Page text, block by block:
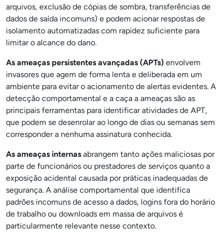
arquivos, exclusão de cópias de sombra, transferências de
dados de saída incomuns) e podem acionar respostas de
isolamento automatizadas com rapidez suficiente para
limitar o alcance do dano.
As ameaças persistentes avançadas (APTs) envolvem
invasores que agem de forma lenta e deliberada em um
ambiente para evitar o acionamento de alertas evidentes. A
detecção comportamental e a caça a ameaças são as
principais ferramentas para identificar atividades de APT,
que podem se desenrolar ao longo de dias ou semanas sem
corresponder a nenhuma assinatura conhecida.
As ameaças internas abrangem tanto ações maliciosas por
parte de funcionários ou prestadores de serviços quanto a
exposição acidental causada por práticas inadequadas de
segurança. A análise comportamental que identifica
padrões incomuns de acesso a dados, logins fora do horário
de trabalho ou downloads em massa de arquivos é
particularmente relevante nesse contexto.